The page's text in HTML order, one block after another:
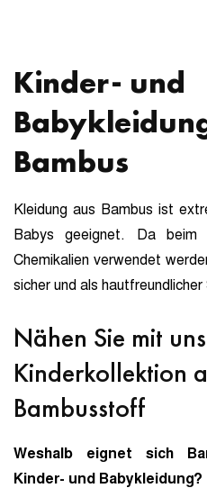
Kinder- und
Bambus
Kleidung aus Bambus ist
Babys geeignet. Da beim
Chemikalien verwendet
sicher und als
Nähen Sie mit
Kinderkollektion
Bambusstoff
Weshalb eignet sich
Kinder- und Babykleidung?